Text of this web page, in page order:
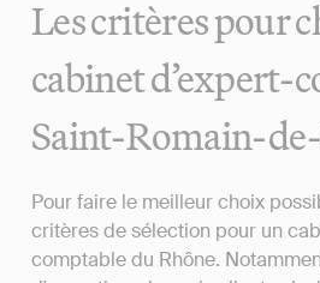
Les critères pour
cabinet d’expert-
Saint-Romain-
Pour faire le meilleur choix
critères de sélection pour un
comptable du Rhône.